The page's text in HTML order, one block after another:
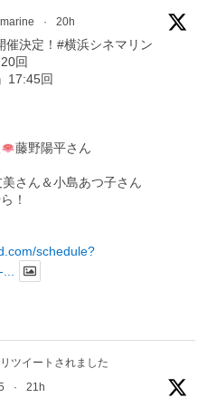
· 20h
催決定！#横浜シネマリン
回
17:45回
藤野陽平さん
さん＆小島あつ子さん
！
schedule?
...
ツイートされました
· 21h